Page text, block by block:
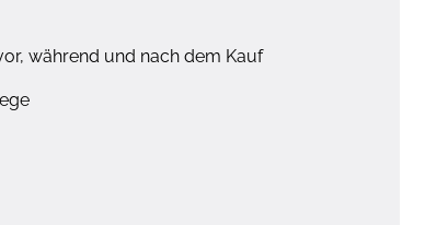
während und nach dem Kauf